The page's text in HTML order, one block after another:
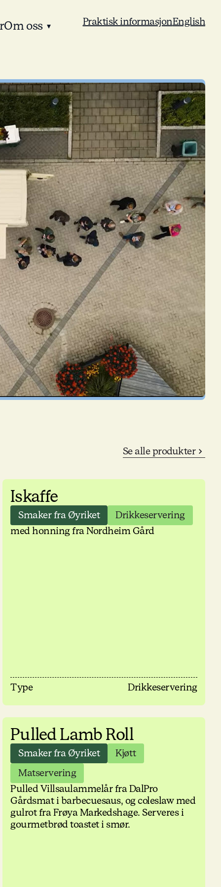
Om oss ▾ Praktisk informasjonEnglish
Se alle produkter
Iskaffe
Smaker fra Øyriket
Drikkeservering
med honning fra Nordheim Gård
Type Drikkeservering
Pulled Lamb Roll
Smaker fra Øyriket
Kjøtt
Matservering
Pulled Villsaulammelår fra DalPro
Gårdsmat i barbecuesaus, og coleslaw med
gulrot fra Frøya Markedshage. Serveres i
gourmetbrød toastet i smør.